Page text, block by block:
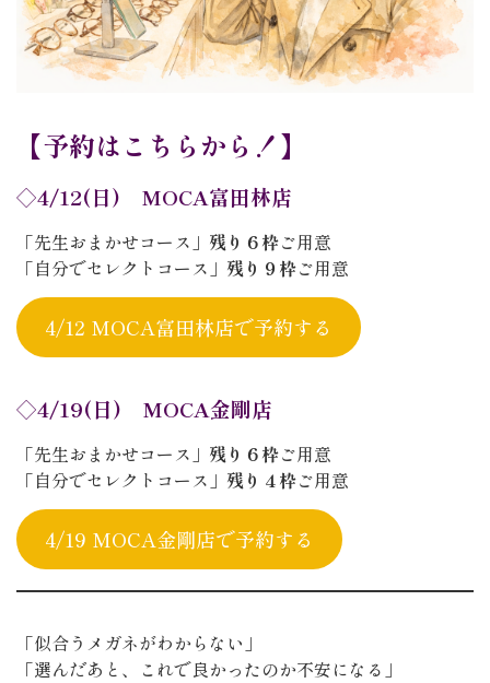
【予約はこちらから！】
◇4/12(日) MOCA富田林店
「先生おまかせコース」 残り６枠ご用意
「自分でセレクトコース」 残り９枠ご用意
4/12 MOCA富田林店で予約する
◇4/19(日) MOCA金剛店
「先生おまかせコース」 残り６枠ご用意
「自分でセレクトコース」 残り４枠ご用意
4/19 MOCA金剛店で予約する
「似合うメガネがわからない」
「選んだあと、これで良かったのか不安になる」